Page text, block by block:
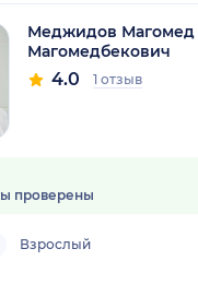
Меджидов Магомед
Магомедбекович
4.0 1 отзыв
проверены
Взрослый